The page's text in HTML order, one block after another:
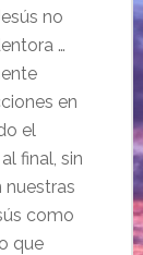
no
…
en
el
final, sin
como
que